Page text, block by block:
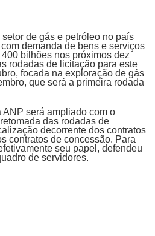
de gás e petróleo no país
demanda de bens e serviços
bilhões nos próximos dez
rodadas de licitação para este
focada na exploração de gás
que será a primeira rodada
ANP será ampliado com o
das rodadas de
decorrente dos contratos
contratos de concessão. Para
seu papel, defendeu
de servidores.